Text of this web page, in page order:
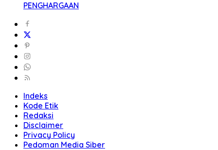
PENGHARGAAN
Indeks
Kode Etik
Redaksi
Disclaimer
Privacy Policy
Pedoman Media Siber